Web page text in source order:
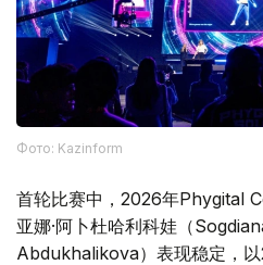
Фото: Kazinform
首轮比赛中，2026年Phygital
亚娜·阿卜杜哈利科娃（
Abdukhalikova）表现稳定，以